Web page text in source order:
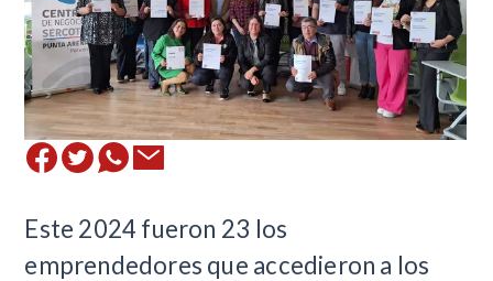
​Este 2024 fueron 23 los
emprendedores que accedieron a los